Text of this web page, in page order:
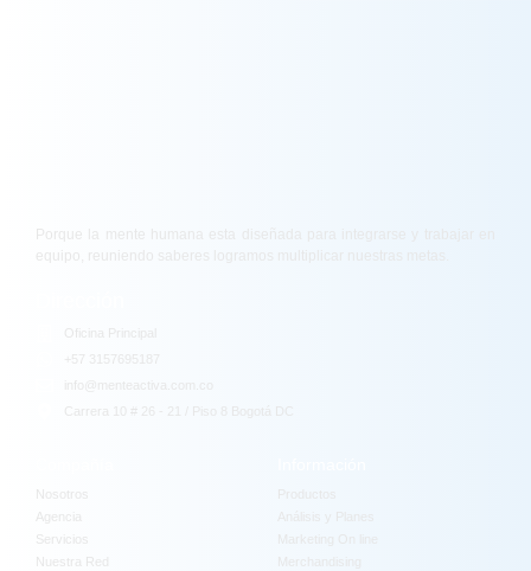
Porque la mente humana esta diseñada para integrarse y trabajar en
equipo, reuniendo saberes logramos multiplicar nuestras metas.
Oficina Principal
+57 3157695187
info@menteactiva.com.co
Carrera 10 # 26 - 21 / Piso 8 Bogotá DC
Nosotros
Agencia
Servicios
Nuestra Red
Análisis y Planes